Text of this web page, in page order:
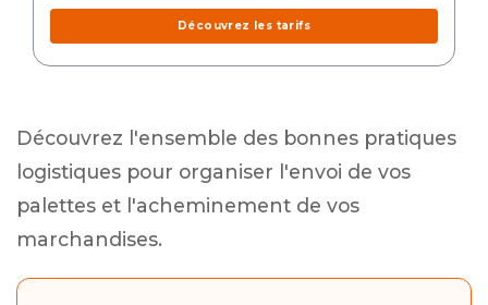
Découvrez les tarifs
Découvrez l'ensemble des bonnes pratiques
logistiques pour organiser l'envoi de vos
palettes et l'acheminement de vos
marchandises.